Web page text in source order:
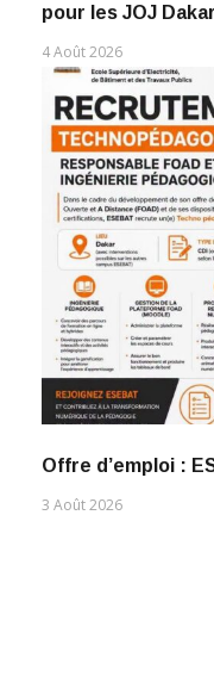
pour les JOJ
4 Août 2026
Offre d’emploi :
3 Août 2026